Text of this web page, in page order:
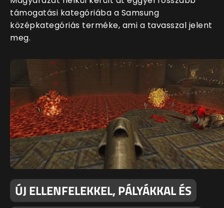
támogatási kategóriába a Samsung
középkategóriás terméke, ami a tavasszal jelent
meg.
ÚJ ELLENFELEKKEL, PÁLYÁKKAL ÉS